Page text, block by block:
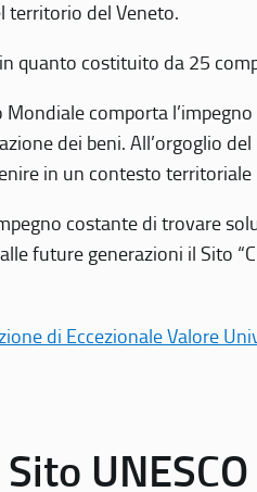
territorio del Veneto.
quanto costituito da 25
comporta
dei beni. All’orgoglio
in un contesto
costante di trovare
future generazioni il Sito
di Eccezionale Valore
UNESCO